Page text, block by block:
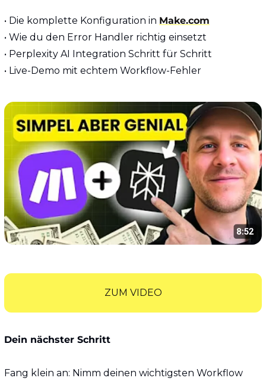
• Die komplette Konfiguration in Make.com
• Wie du den Error Handler richtig einsetzt
• Perplexity AI Integration Schritt für Schritt
• Live-Demo mit echtem Workflow-Fehler
ZUM VIDEO
Dein nächster Schritt
Fang klein an: Nimm deinen wichtigsten Workflow